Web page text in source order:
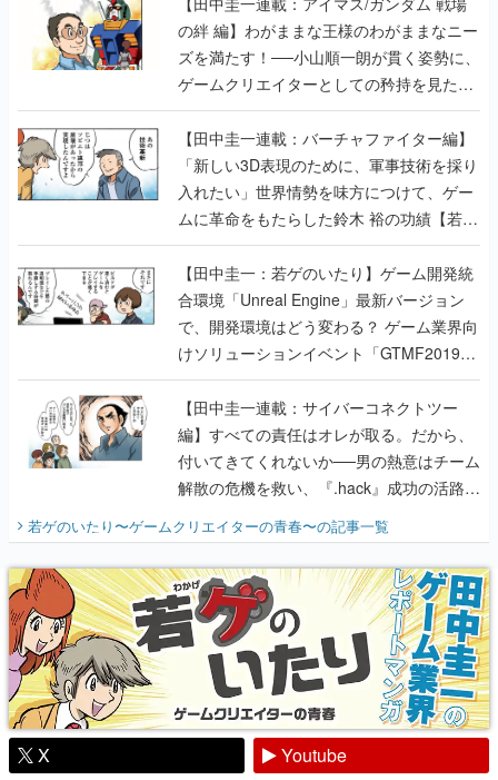
の絆 編】わがままな王様のわがままなニー
ズを満たす！──小山順一朗が貫く姿勢に、
ゲームクリエイターとしての矜持を見た
【若ゲのいたり最終回】
【田中圭一連載：バーチャファイター編】
「新しい3D表現のために、軍事技術を採り
入れたい」世界情勢を味方につけて、ゲー
ムに革命をもたらした鈴木 裕の功績【若ゲ
のいたり】
【田中圭一：若ゲのいたり】ゲーム開発統
合環境「Unreal Engine」最新バージョン
で、開発環境はどう変わる？ ゲーム業界向
けソリューションイベント「GTMF2019」
に行って、より理解を深めよう【PR】
【田中圭一連載：サイバーコネクトツー
編】すべての責任はオレが取る。だから、
付いてきてくれないか──男の熱意はチーム
解散の危機を救い、『.hack』成功の活路を
開く。業界の快男児・松山 洋に流れる血は
『少年ジャンプ』色だった【若ゲのいた
り】
若ゲのいたり〜ゲームクリエイターの青春〜の記事一覧
X
Youtube